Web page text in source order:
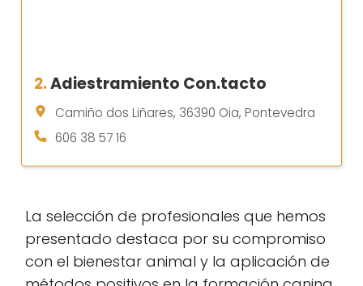
2.Adiestramiento Con.tacto
Camiño dos Liñares, 36390 Oia, Pontevedra
606 38 57 16
La selección de profesionales que hemos
presentado destaca por su compromiso
con el bienestar animal y la aplicación de